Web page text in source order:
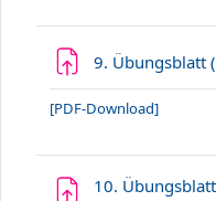
9. Übungsblatt
[PDF-Download]
10.